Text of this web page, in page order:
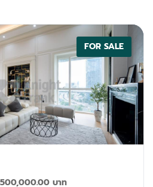
FOR SALE
บาท